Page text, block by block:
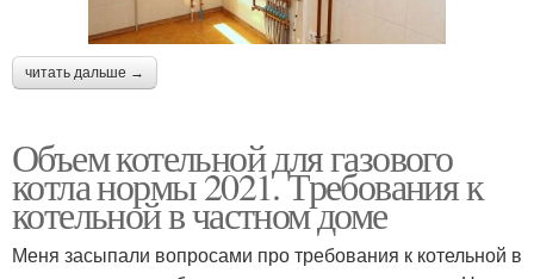
читать дальше →
Объем котельной для газового
котла нормы 2021. Требования к
котельной в частном доме
Меня засыпали вопросами про требования к котельной в